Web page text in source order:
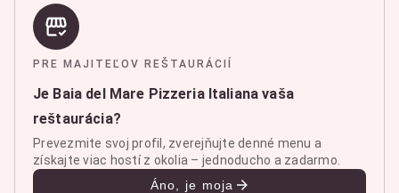
PRE MAJITEĽOV REŠTAURÁCIÍ
Je Baia del Mare Pizzeria Italiana vaša
reštaurácia?
Prevezmite svoj profil, zverejňujte denné menu a
získajte viac hostí z okolia – jednoducho a zadarmo.
Áno, je moja